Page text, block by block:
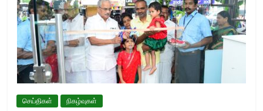
செய்திகள் நிகழ்வுகள்